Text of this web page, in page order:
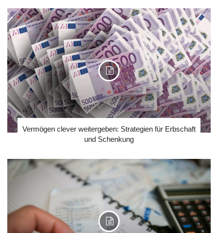
Vermögen clever weitergeben: Strategien für Erbschaft
und Schenkung